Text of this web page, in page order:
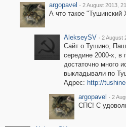
argopavel · 2 August 2013,
А что такое
AlekseySV · 2 August
Сайт о Тушино,
середине 2000-х, в
достаточно много
выкладывали по
Адрес: http://
argopavel · 2
СПС! С